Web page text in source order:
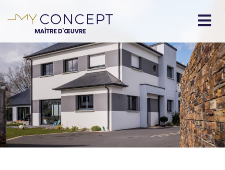
au
principal
principale